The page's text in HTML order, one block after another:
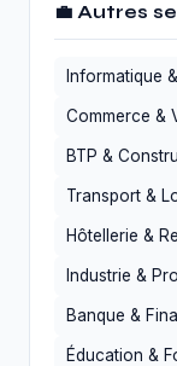
💼 Autres
Informatique
Commerce &
BTP &
Transport &
Hôtellerie &
Industrie &
Banque &
Éducation &